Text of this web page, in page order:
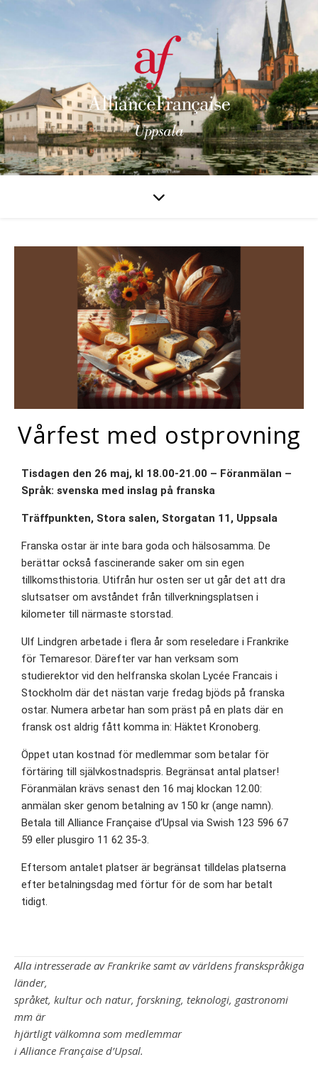
Vårfest med ostprovning
Tisdagen den 26 maj, kl 18.00-21.00 – Föranmälan –
Språk: svenska med inslag på franska
Träffpunkten, Stora salen, Storgatan 11, Uppsala
Franska ostar är inte bara goda och hälsosamma. De
berättar också fascinerande saker om sin egen
tillkomsthistoria. Utifrån hur osten ser ut går det att dra
slutsatser om avståndet från tillverkningsplatsen i
kilometer till närmaste storstad.
Ulf Lindgren arbetade i flera år som reseledare i Frankrike
för Temaresor. Därefter var han verksam som
studierektor vid den helfranska skolan Lycée Francais i
Stockholm där det nästan varje fredag bjöds på franska
ostar. Numera arbetar han som präst på en plats där en
fransk ost aldrig fått komma in: Häktet Kronoberg.
Öppet utan kostnad för medlemmar som betalar för
förtäring till självkostnadspris. Begränsat antal platser!
Föranmälan krävs senast den 16 maj klockan 12.00:
anmälan sker genom betalning av 150 kr (ange namn).
Betala till Alliance Française d’Upsal via Swish 123 596 67
59 eller plusgiro 11 62 35-3.
Eftersom antalet platser är begränsat tilldelas platserna
efter betalningsdag med förtur för de som har betalt
tidigt.
Alla intresserade av Frankrike samt av världens franskspråkiga
länder,
språket, kultur och natur, forskning, teknologi, gastronomi
mm är
hjärtligt välkomna som medlemmar
i Alliance Française d’Upsal.